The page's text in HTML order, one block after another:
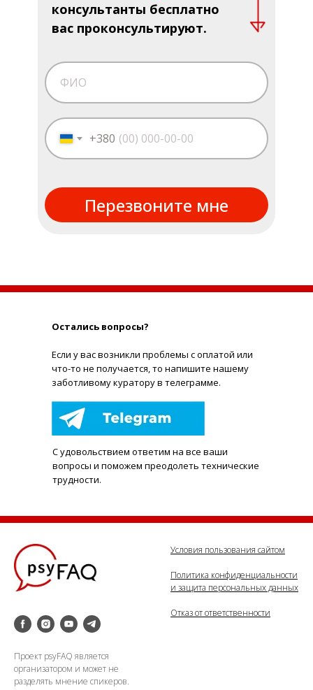
консультанты бесплатно
вас проконсультируют.
+380
Перезвоните мне
Остались вопросы?
Если у вас возникли проблемы с оплатой или
что-то не получается, то напишите нашему
заботливому куратору в телеграмме.
С удовольствием ответим на все ваши
вопросы и поможем преодолеть технические
трудности.
Проект psyFAQ является
организатором и может не
разделять мнение спикеров.
Условия пользования сайтом
Политика конфиденциальности
и защита персональных данных
Отказ от ответственности